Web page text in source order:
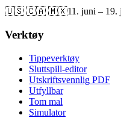
🇺🇸 🇨🇦 🇲🇽11. juni – 19.
Verktøy
Tippeverktøy
Sluttspill-editor
Utskriftsvennlig PDF
Utfyllbar
Tom mal
Simulator